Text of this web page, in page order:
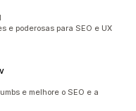
e poderosas para SEO e UX
e melhore o SEO e a